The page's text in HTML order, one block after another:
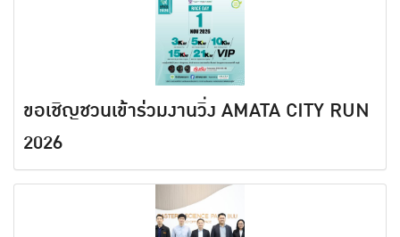
ขอเชิญชวนเข้าร่วมงานวิ่ง AMATA CITY RUN
2026